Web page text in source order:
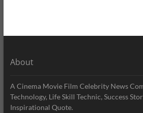
About
A Cinema Movie Film Celebrity News
Technology, Life Skill Technic, Success
Inspirational Quote.